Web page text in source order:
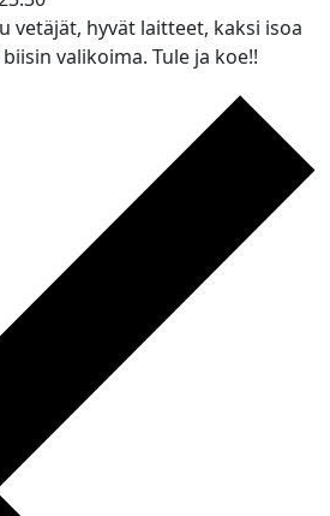
vetäjät, hyvät laitteet, kaksi isoa
valikoima. Tule ja koe!!